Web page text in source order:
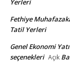
Yerleri
Fethiye
Tatil Yerleri
Genel Ekonomi
seçenekleri Açık